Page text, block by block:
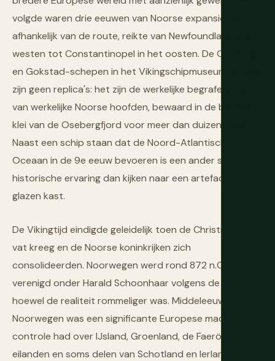
volgde waren drie eeuwen van Noorse expansie die,
afhankelijk van de route, reikte van Newfoundland in het
westen tot Constantinopel in het oosten. De Oseberg-
en Gokstad-schepen in het Vikingschipmuseum in Oslo
zijn geen replica's: het zijn de werkelijke begrafenisvaten
van werkelijke Noorse hoofden, bewaard in de blauwe
klei van de Osebergfjord voor meer dan duizend jaar.
Naast een schip staan dat de Noord-Atlantische
Oceaan in de 9e eeuw bevoeren is een ander soort
historische ervaring dan kijken naar een artefact in een
glazen kast.
De Vikingtijd eindigde geleidelijk toen de Christianisering
vat kreeg en de Noorse koninkrijken zich
consolideerden. Noorwegen werd rond 872 n.Chr.
verenigd onder Harald Schoonhaar volgens de saga's,
hoewel de realiteit rommeliger was. Middeleeuws
Noorwegen was een significante Europese macht, die
controle had over IJsland, Groenland, de Faeröer-
eilanden en soms delen van Schotland en Ierland. De